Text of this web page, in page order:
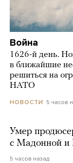
Война
1626-й день.
в ближайшие
решиться на
НАТО
НОВОСТИ 5 часов
Умер
с Мадонной и
5 часов назад